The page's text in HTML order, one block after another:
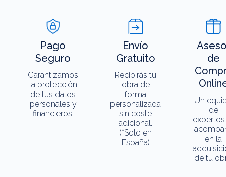
Pago
Seguro
Garantizamos
la protección
de tus datos
personales y
financieros.
Envío
Gratuito
Recibirás tu
obra de
forma
personalizada
sin coste
adicional.
(*Solo en
España)
de
Un
de
en la
de tu